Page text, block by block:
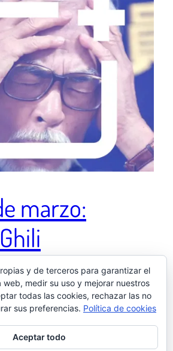
marzo:
cómo sería su retrato si lo
y de terceros para garantizar el
medir su uso y mejorar nuestros
todas las cookies, rechazar las no
sus preferencias. Política de cookies
Aceptar todo